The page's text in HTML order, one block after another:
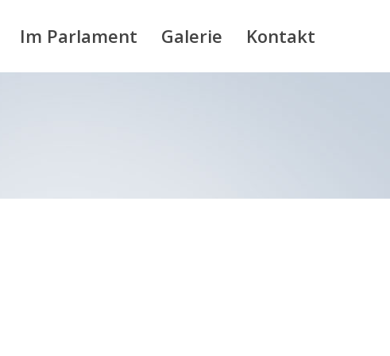
Im Parlament Galerie Kontakt